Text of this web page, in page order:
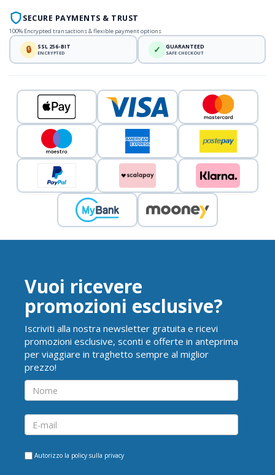
SECURE PAYMENTS & TRUST
100% Encrypted transactions & flexible payment options
🔒 SSL 256-BIT
ENCRYPTED ✓ GUARANTEED
SAFE CHECKOUT
Vuoi ricevere
promozioni esclusive?
Iscriviti alla nostra newsletter gratuita e ricevi
promozioni esclusive, sconti e offerte in anteprima
per viaggiare in traghetto sempre al miglior
prezzo!
Autorizzo la policy sulla privacy